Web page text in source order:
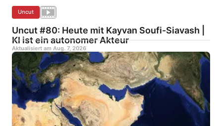
Uncut
Uncut #80: Heute mit Kayvan Soufi-Siavash |
KI ist ein autonomer Akteur
Aktualisiert am Aug. 7, 2026